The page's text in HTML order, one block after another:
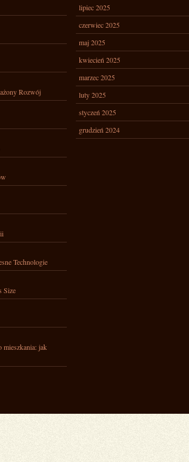
Rozwój
Technologie
Size
mieszkania: jak
lipiec 2025
czerwiec 2025
maj 2025
kwiecień 2025
marzec 2025
luty 2025
styczeń 2025
grudzień 2024